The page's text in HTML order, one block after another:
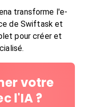
transforme l'e-
de Swiftask et
pour créer et
votre
l'IA ?